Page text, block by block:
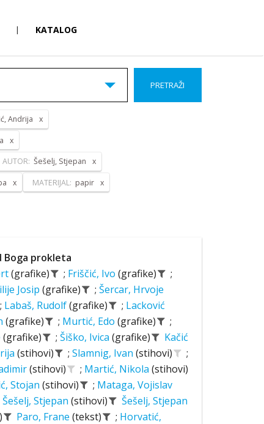
| KATALOG
PRETRAŽI
Andrija
AUTOR: Šešelj, Stjepan
MATERIJAL: papir
Boga prokleta
(grafike) ; Friščić, Ivo (grafike)
;
Josip (grafike) ; Šercar, Hrvoje
; Labaš, Rudolf(grafike) ; Lacković
(grafike) ; Murtić, Edo (grafike)
;
(grafike) ; Šiško, Ivica (grafike)
Kačić
(stihovi) ; Slamnig, Ivan (stihovi)
;
(stihovi) ; Martić, Nikola (stihovi)
Stojan (stihovi) ; Mataga, Vojislav
Šešelj, Stjepan (stihovi)
Šešelj, Stjepan
Paro, Frane (tekst) ; Horvatić,